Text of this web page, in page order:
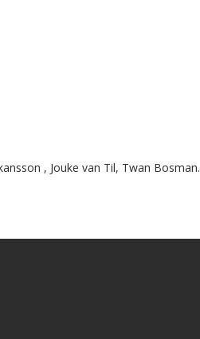
, Jouke van Til, Twan Bosman.